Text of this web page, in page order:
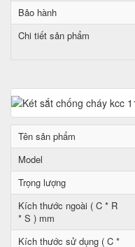
Bảo hành
Chi tiết sản phẩm
Tên sản phẩm
Model
Trọng lượng
Kích thước ngoài ( C * R
* S ) mm
Kích thước sử dụng ( C *